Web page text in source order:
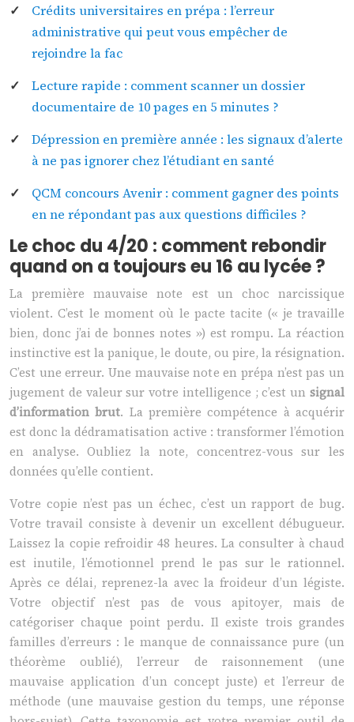
Crédits universitaires en prépa : l’erreur
administrative qui peut vous empêcher de
rejoindre la fac
Lecture rapide : comment scanner un dossier
documentaire de 10 pages en 5 minutes ?
Dépression en première année : les signaux d’alerte
à ne pas ignorer chez l’étudiant en santé
QCM concours Avenir : comment gagner des points
en ne répondant pas aux questions difficiles ?
Le choc du 4/20 : comment rebondir
quand on a toujours eu 16 au lycée ?
La première mauvaise note est un choc narcissique
violent. C’est le moment où le pacte tacite (« je travaille
bien, donc j’ai de bonnes notes ») est rompu. La réaction
instinctive est la panique, le doute, ou pire, la résignation.
C’est une erreur. Une mauvaise note en prépa n’est pas un
jugement de valeur sur votre intelligence ; c’est un signal
d’information brut. La première compétence à acquérir
est donc la dédramatisation active : transformer l’émotion
en analyse. Oubliez la note, concentrez-vous sur les
données qu’elle contient.
Votre copie n’est pas un échec, c’est un rapport de bug.
Votre travail consiste à devenir un excellent débugueur.
Laissez la copie refroidir 48 heures. La consulter à chaud
est inutile, l’émotionnel prend le pas sur le rationnel.
Après ce délai, reprenez-la avec la froideur d’un légiste.
Votre objectif n’est pas de vous apitoyer, mais de
catégoriser chaque point perdu. Il existe trois grandes
familles d’erreurs : le manque de connaissance pure (un
théorème oublié), l’erreur de raisonnement (une
mauvaise application d’un concept juste) et l’erreur de
méthode (une mauvaise gestion du temps, une réponse